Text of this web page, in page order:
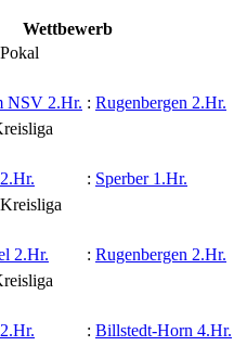
Wettbewerb
NSV 2.Hr. : Rugenbergen 2.Hr.
: Sperber 1.Hr.
2.Hr.
: Rugenbergen 2.Hr.
: Billstedt-Horn 4.Hr.